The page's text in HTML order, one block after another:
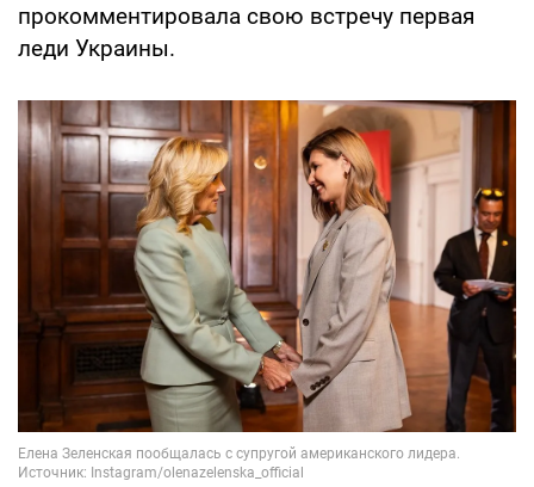
прокомментировала свою встречу первая
леди Украины.